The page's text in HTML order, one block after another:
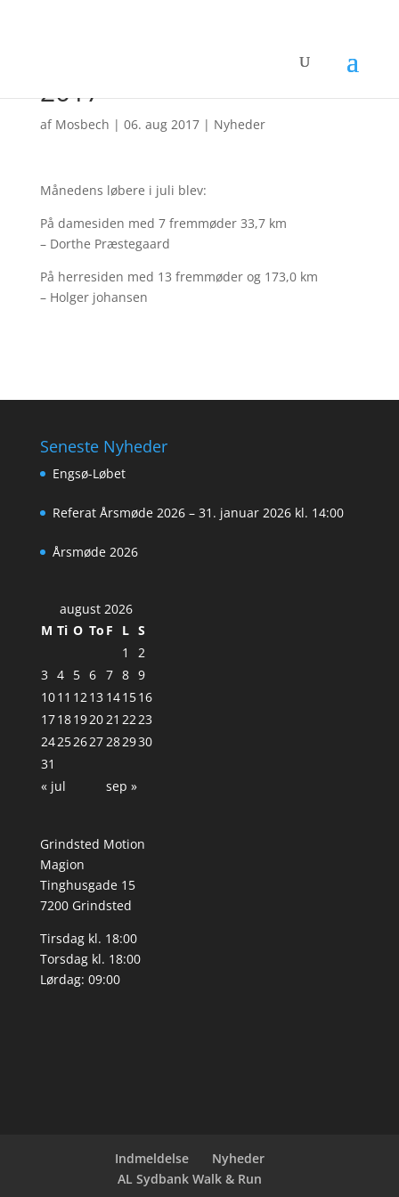
Månedens løbere juli
2017
af Mosbech | 06. aug 2017| Nyheder
Månedens løbere i juli blev:
På damesiden med 7 fremmøder 33,7 km
– Dorthe Præstegaard
På herresiden med 13 fremmøder og 173,0 km
– Holger johansen
Seneste Nyheder
Engsø-Løbet
Referat Årsmøde 2026 – 31. januar 2026 kl. 14:00
Årsmøde 2026
august 2026
M Ti O To F L S
1
2
3 4 5 6 7 8 9
1011 1213 141516
1718192021 2223
24252627282930
31
« jul
sep »
Grindsted Motion
Magion
Tinghusgade 15
7200 Grindsted
Tirsdag kl. 18:00
Torsdag kl. 18:00
Lørdag: 09:00
Indmeldelse
Nyheder
AL Sydbank Walk & Run